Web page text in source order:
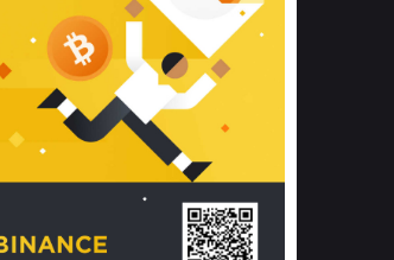
phòng ngủ đối với sức khỏe con
người tại Sleep Foundation (External
Link) để có cái nhìn toàn diện hơn.
2. Các tiêu chí vàng khi lựa chọn
chăn ga gối đệm cao cấp cho phòng
ngủ
Để sở hữu một bộ chăn ga gối đệm
cao cấp hoàn hảo cả về thẩm mỹ lẫn
công năng, người tiêu dùng cần cân
nhắc kỹ lưỡng các tiêu chí quan trọng